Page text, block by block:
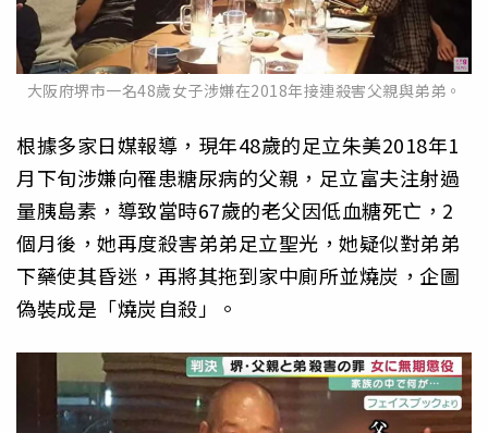
大阪府堺市一名48歲女子涉嫌在2018年接連殺害父親與弟弟。
根據多家日媒報導，現年48歲的足立朱美2018年1
月下旬涉嫌向罹患糖尿病的父親，足立富夫注射過
量胰島素，導致當時67歲的老父因低血糖死亡，2
個月後，她再度殺害弟弟足立聖光，她疑似對弟弟
下藥使其昏迷，再將其拖到家中廁所並燒炭，企圖
偽裝成是「燒炭自殺」。